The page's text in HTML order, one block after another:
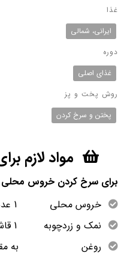
غذا
ایرانی، شمالی
دوره
غذای اصلی
روش پخت و پز
پختن و سرخ کردن
مواد لازم
برای سرخ کردن خروس محلی
خروس محلی 1 عدد
نمک و زردچوبه 1 قاشق چایخوری
روغن به مقدار